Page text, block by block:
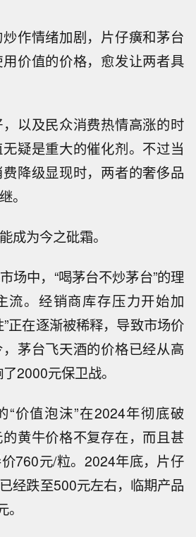
作情绪加剧，片仔癀和茅台
价值的价格，愈发让两者具
以及民众消费热情高涨的时
疑是重大的催化剂。不过当
降级显现时，两者的奢侈品
。
成为今之砒霜。
场中，“喝茅台不炒茅台”的理
流。经销商库存压力开始加
正在逐渐被稀释，导致市场价
茅台飞天酒的价格已经从高
2000元保卫战。
“价值泡沫”在2024年彻底破
黄牛价格不复存在，而且甚
760元/粒。2024年底，片仔
经跌至500元左右，临期产品